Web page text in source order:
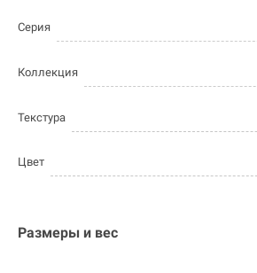
Серия
Коллекция
Текстура
Цвет
Размеры и вес